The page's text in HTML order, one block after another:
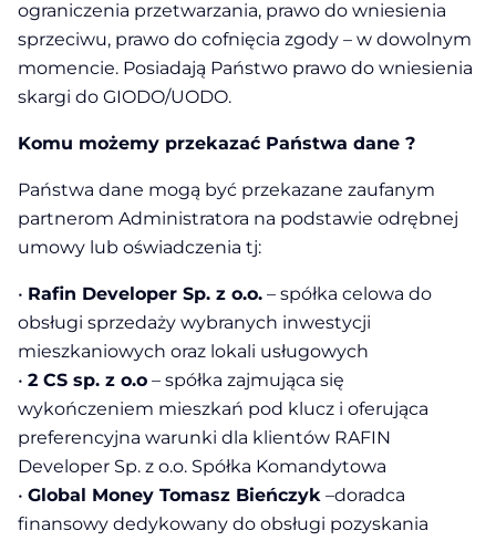
ograniczenia przetwarzania, prawo do wniesienia
sprzeciwu, prawo do cofnięcia zgody – w dowolnym
momencie. Posiadają Państwo prawo do wniesienia
skargi do GIODO/UODO.
Komu możemy przekazać Państwa dane ?
Państwa dane mogą być przekazane zaufanym
partnerom Administratora na podstawie odrębnej
umowy lub oświadczenia tj:
• Rafin Developer Sp. z o.o. – spółka celowa do
obsługi sprzedaży wybranych inwestycji
mieszkaniowych oraz lokali usługowych
• 2 CS sp. z o.o – spółka zajmująca się
wykończeniem mieszkań pod klucz i oferująca
preferencyjna warunki dla klientów RAFIN
Developer Sp. z o.o. Spółka Komandytowa
• Global Money Tomasz Bieńczyk –doradca
finansowy dedykowany do obsługi pozyskania